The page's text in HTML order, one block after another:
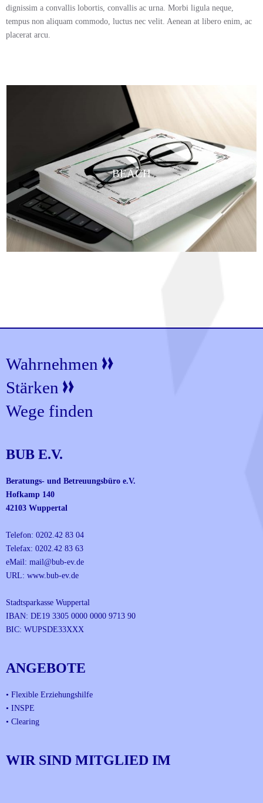
dignissim a convallis lobortis, convallis ac urna. Morbi ligula neque,
tempus non aliquam commodo, luctus nec velit. Aenean at libero enim, ac
placerat arcu.
BEACH
Wahrnehmen
Stärken
Wege finden
BUB E.V.
Beratungs- und Betreuungsbüro e.V.
Hofkamp 140
42103 Wuppertal
Telefon: 0202.42 83 04
Telefax: 0202.42 83 63
eMail: mail@bub-ev.de
URL: www.bub-ev.de
Stadtsparkasse Wuppertal
IBAN: DE19 3305 0000 0000 9713 90
BIC: WUPSDE33XXX
ANGEBOTE
• Flexible Erziehungshilfe
• INSPE
• Clearing
WIR SIND MITGLIED IM